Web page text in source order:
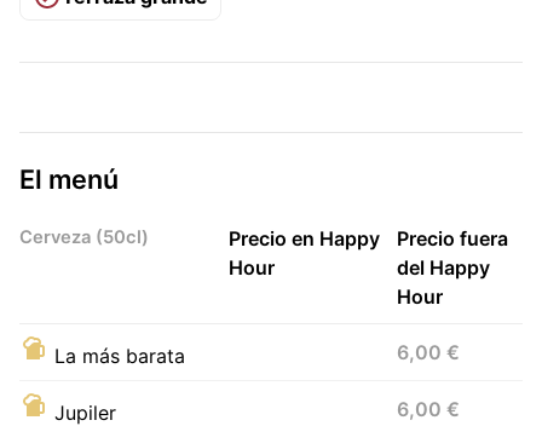
El menú
Cerveza (50cl)
Precio en Happy
Hour
Precio fuera
del Happy
Hour
La más barata 6,00 €
Jupiler 6,00 €